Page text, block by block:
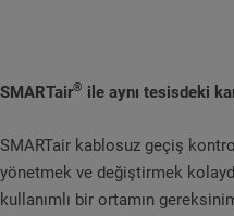
SMARTair® ile aynı tesisdeki
SMARTair kablosuz geçiş
yönetmek ve değiştirmek
kullanımlı bir ortamın